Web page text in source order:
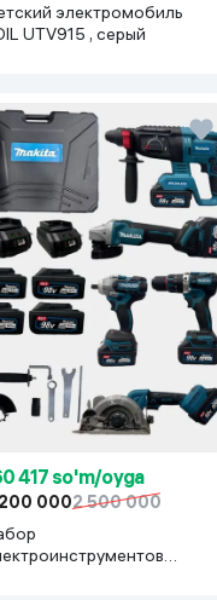
электромобиль
UTV915 , серый
417 so'm/oyga
0002 500 000